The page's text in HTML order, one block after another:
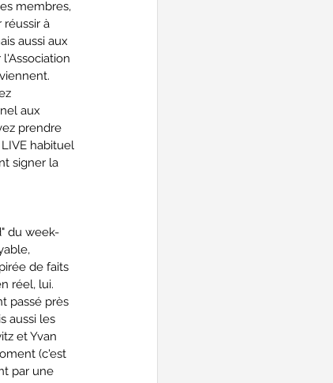
membres,
à
aussi aux
aux
prendre
habituel
signer la
du week-
de faits
réel, lui.
passé près
aussi les
et Yvan
(c'est
par une